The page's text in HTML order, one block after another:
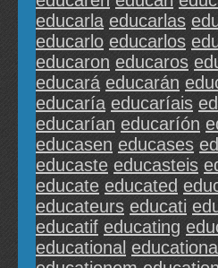
educarla educarlas
educarlo educarlos
educaron educaros
educará educarán
educaría educaríais
educarían educaríón
educasen educases
educaste educasteis
educate educated
educateurs educati
educatif educating
educational